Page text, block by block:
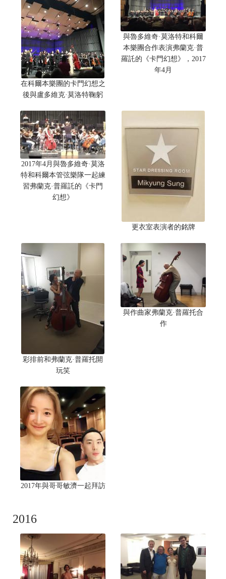
在科爾本樂團的卡門幻想之
後與盧多維克·莫洛特鞠躬
與魯多維奇·莫洛特和科爾
本樂團合作表演弗蘭克·普
羅託的《卡門幻想》，2017
年4月
2017年4月與魯多維奇·莫洛
特和科爾本管弦樂隊一起練
習弗蘭克·普羅託的《卡門
幻想》
更衣室表演者的銘牌
彩排前和弗蘭克·普羅托開
玩笑
與作曲家弗蘭克·普羅托合
作
2017年與哥哥敏濟一起拜訪
2016